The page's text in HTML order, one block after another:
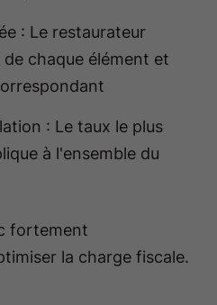
: Le restaurateur
chaque élément et
: Le taux le plus
à l'ensemble du
fortement
la charge fiscale.